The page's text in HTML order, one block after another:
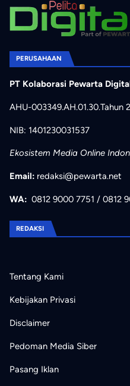
PERUSAHAAN
PT Kolaborasi Pewarta
AHU-003349.AH.01.30.Tahun
NIB: 1401230031537
Ekosistem Media Online
Email: redaksi@pewarta.net
WA: 0812 9000 7751 / 0812
REDAKSI
Tentang Kami
Kebijakan Privasi
Disclaimer
Pedoman Media Siber
Pasang Iklan